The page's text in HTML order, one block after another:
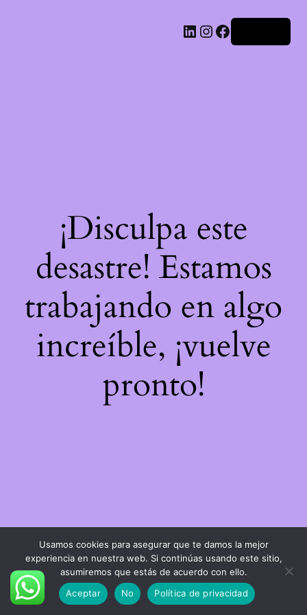
LinkedIn
Instagram
Facebook
¡Disculpa este
desastre! Estamos
trabajando en algo
increíble, ¡vuelve
pronto!
Usamos cookies para asegurar que te damos la mejor
experiencia en nuestra web. Si continúas usando este sitio,
asumiremos que estás de acuerdo con ello.
Aceptar
No Política de privacidad